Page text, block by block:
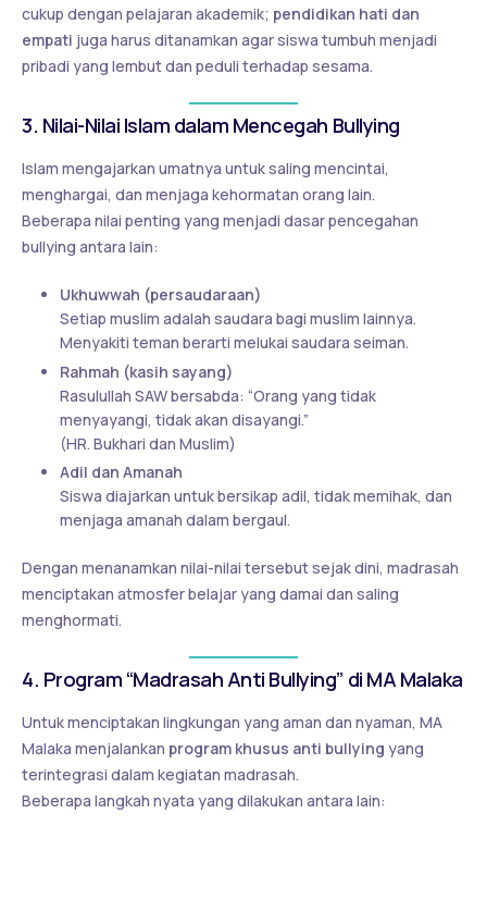
cukup dengan pelajaran akademik; pendidikan hati dan
empati juga harus ditanamkan agar siswa tumbuh menjadi
pribadi yang lembut dan peduli terhadap sesama.
3. Nilai-Nilai Islam dalam Mencegah Bullying
Islam mengajarkan umatnya untuk saling mencintai,
menghargai, dan menjaga kehormatan orang lain.
Beberapa nilai penting yang menjadi dasar pencegahan
bullying antara lain:
Ukhuwwah (persaudaraan)
Setiap muslim adalah saudara bagi muslim lainnya.
Menyakiti teman berarti melukai saudara seiman.
Rahmah (kasih sayang)
Rasulullah SAW bersabda: “Orang yang tidak
menyayangi, tidak akan disayangi.”
(HR. Bukhari dan Muslim)
Adil dan Amanah
Siswa diajarkan untuk bersikap adil, tidak memihak, dan
menjaga amanah dalam bergaul.
Dengan menanamkan nilai-nilai tersebut sejak dini, madrasah
menciptakan atmosfer belajar yang damai dan saling
menghormati.
4. Program “Madrasah Anti Bullying” di MA Malaka
Untuk menciptakan lingkungan yang aman dan nyaman, MA
Malaka menjalankan program khusus anti bullying yang
terintegrasi dalam kegiatan madrasah.
Beberapa langkah nyata yang dilakukan antara lain: